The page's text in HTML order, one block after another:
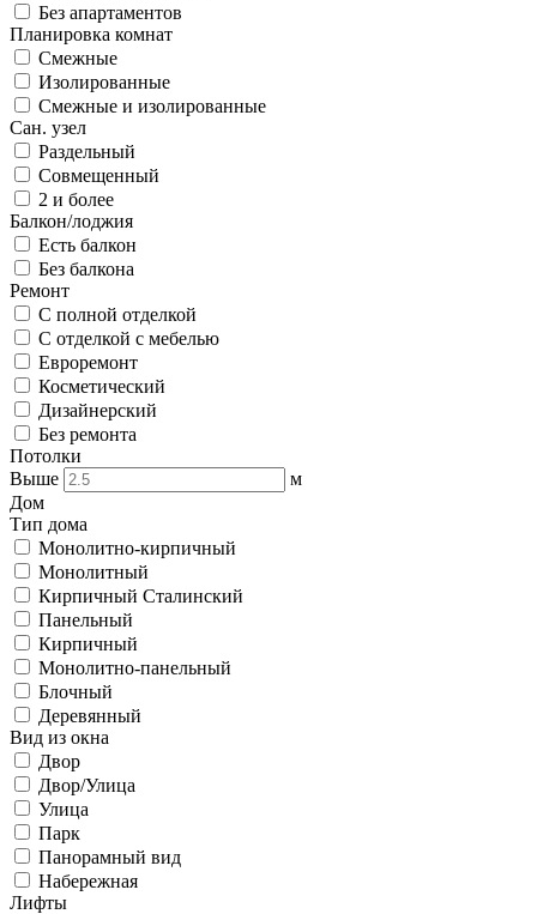
Без апартаментов
Планировка комнат
Смежные
Изолированные
Смежные и изолированные
Сан. узел
Раздельный
Совмещенный
2 и более
Балкон/лоджия
Есть балкон
Без балкона
Ремонт
С полной отделкой
С отделкой с мебелью
Евроремонт
Косметический
Дизайнерский
Без ремонта
Потолки
Выше
м
Дом
Тип дома
Монолитно-кирпичный
Монолитный
Кирпичный Сталинский
Панельный
Кирпичный
Монолитно-панельный
Блочный
Деревянный
Вид из окна
Двор
Двор/Улица
Улица
Парк
Панорамный вид
Набережная
Лифты